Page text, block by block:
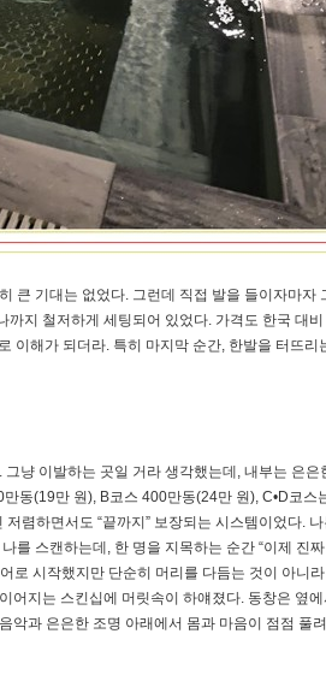
큰 기대는 없었다. 그런데 직접 발을 들이자마자
지 철저하게 세팅되어 있었다. 가격도 한국 대비
이해가 되더라. 특히 마지막 순간, 한발을 터뜨리
냥 이발하는 곳일 거라 생각했는데, 내부는 은은
동(19만 원), B코스 400만동(24만 원), C•D코스
렴하면서도 “끝까지” 보장되는 시스템이었다.
를 스캔하는데, 한 명을 지목하는 순간 “이제 진
로 시작했지만 단순히 머리를 다듬는 것이 아니
어지는 스킨십에 머릿속이 하얘졌다. 동창은 옆
과 은은한 조명 아래에서 몸과 마음이 점점 풀